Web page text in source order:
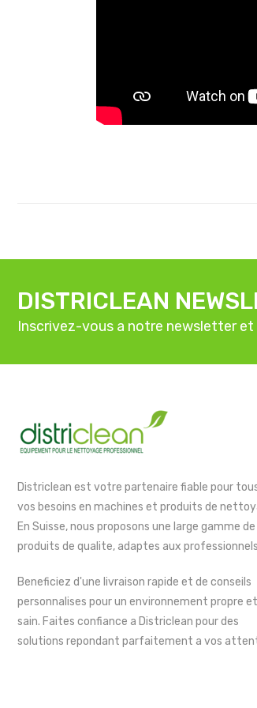
DISTRICLEAN
Inscrivez-vous a notre newsletter
Districlean est votre partenaire fiable pour
vos besoins en machines et produits de
En Suisse, nous proposons une large gamme de
produits de qualite, adaptes aux
Beneficiez d'une livraison rapide et de conseils
personnalises pour un environnement propre et
sain. Faites confiance a Districlean pour des
solutions repondant parfaitement a vos